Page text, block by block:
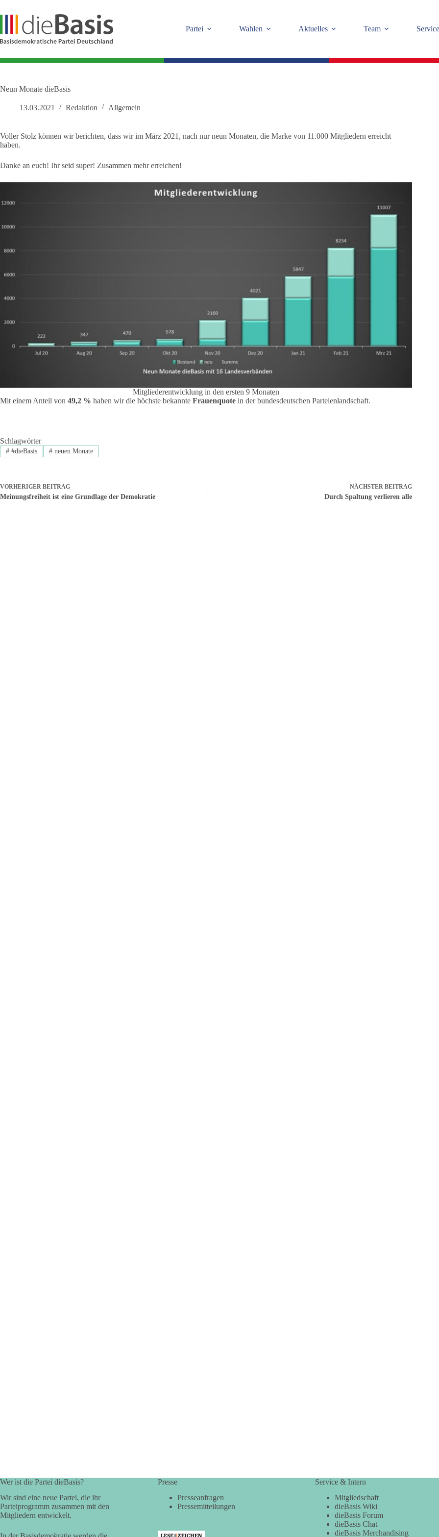
springen
Partei
Wahlen Aktuelles Team Service
Neun Monate dieBasis
13.03.2021 Redaktion Allgemein
Voller Stolz können wir berichten, dass wir im März 2021, nach nur neun Monaten, die Marke von 11.000 Mitgliedern erreicht
haben.
Danke an euch! Ihr seid super! Zusammen mehr erreichen!
Mitgliederentwicklung in den ersten 9 Monaten
Mit einem Anteil von 49,2 % haben wir die höchste bekannte Frauenquote in der bundesdeutschen Parteienlandschaft.
Schlagwörter
##dieBasis #neuen Monate
VORHERIGER BEITRAG
Meinungsfreiheit ist eine Grundlage der Demokratie
NÄCHSTER BEITRAG
Durch Spaltung verlieren alle
Wer ist die Partei dieBasis?
Wir sind eine neue Partei, die ihr
Parteiprogramm zusammen mit den
Mitgliedern entwickelt.
Presse
Presseanfragen
Pressemitteilungen
Service & Intern
Mitgliedschaft
dieBasis Wiki
dieBasis Forum
dieBasis Chat
dieBasis Merchandising